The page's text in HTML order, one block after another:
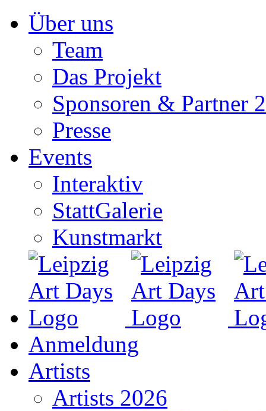
Inhalt
springenÜber uns
Team
Das Projekt
Sponsoren & Partner
Presse
Events
Interaktiv
StattGalerie
Kunstmarkt
Anmeldung
Artists
Artists 2026